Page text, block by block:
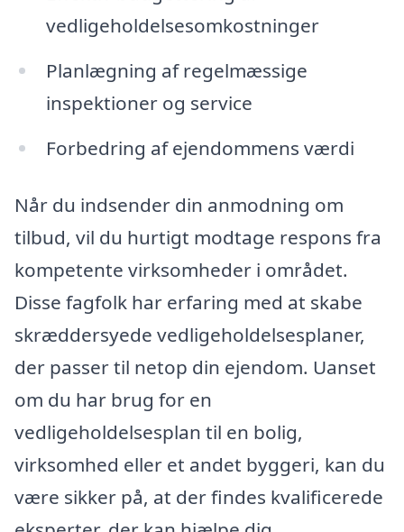
vedligeholdelsesomkostninger
Planlægning af regelmæssige
inspektioner og service
Forbedring af ejendommens værdi
Når du indsender din anmodning om
tilbud, vil du hurtigt modtage respons fra
kompetente virksomheder i området.
Disse fagfolk har erfaring med at skabe
skræddersyede vedligeholdelsesplaner,
der passer til netop din ejendom. Uanset
om du har brug for en
vedligeholdelsesplan til en bolig,
virksomhed eller et andet byggeri, kan du
være sikker på, at der findes kvalificerede